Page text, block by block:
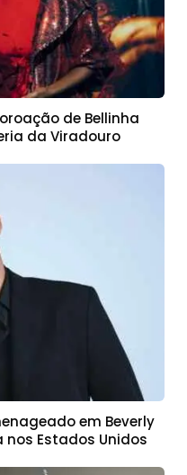
de Bellinha
da Viradouro
em Beverly
nos Estados Unidos